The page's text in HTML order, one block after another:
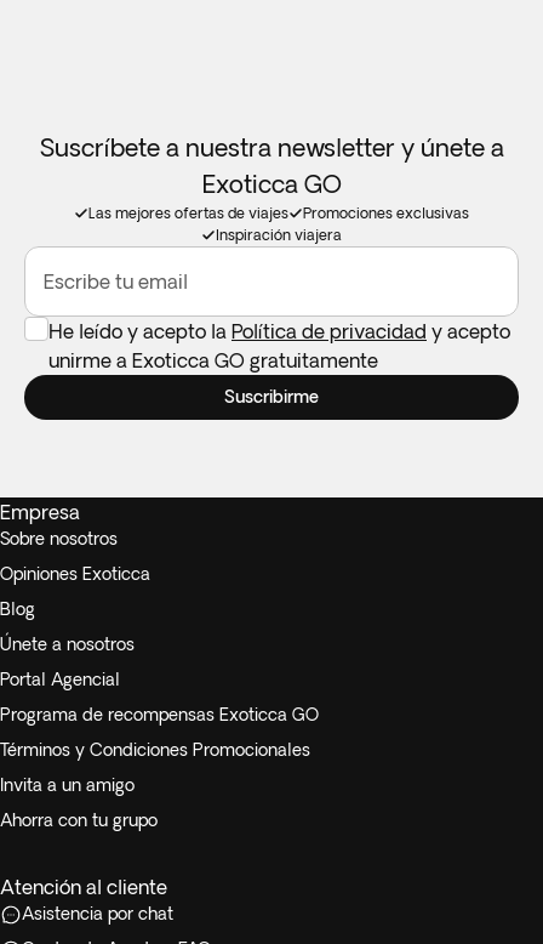
Suscríbete a nuestra newsletter y únete a
Exoticca GO
Las mejores ofertas de viajes
Promociones exclusivas
Inspiración viajera
Escribe tu email
He leído y acepto la Política de privacidad y acepto
unirme a Exoticca GO gratuitamente
Suscribirme
Empresa
Sobre nosotros
Opiniones Exoticca
Blog
Únete a nosotros
Portal Agencial
Programa de recompensas Exoticca GO
Términos y Condiciones Promocionales
Invita a un amigo
Ahorra con tu grupo
Atención al cliente
Asistencia por chat